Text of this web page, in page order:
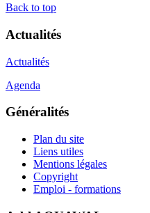
Back to top
Actualités
Actualités
Agenda
Généralités
Plan du site
Liens utiles
Mentions légales
Copyright
Emploi - formations